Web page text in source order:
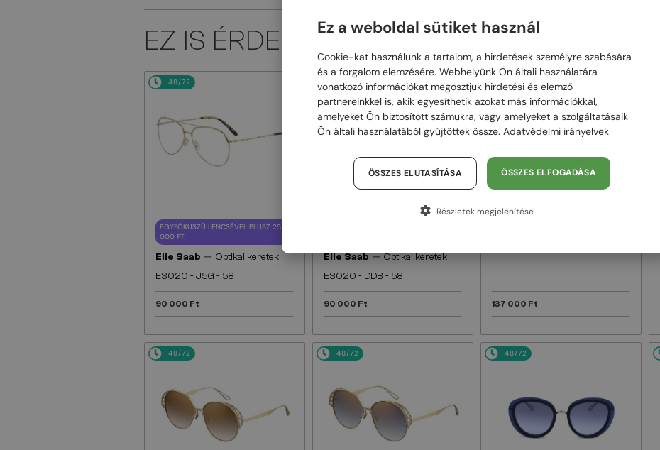
EZ IS ÉRDEKELHET
48/72
EGYFÓKUSZÚ LENCSÉVEL PLUSZ 25
000 FT
Elie Saab — Optikai keretek
ES020 - J5G - 58
90 000 Ft
48/72
Elie Saab—Optikai keretek
ES020 - DDB - 58
90 000 Ft
48/72
137 000 Ft
48/72 48/72 48/72
Ez a weboldal sütiket használ
Cookie-kat használunk a tartalom, a hirdetések személyre szabására
és a forgalom elemzésére. Webhelyünk Ön általi használatára
vonatkozó információkat megosztjuk hirdetési és elemző
partnereinkkel is, akik egyesíthetik azokat más információkkal,
amelyeket Ön biztosított számukra, vagy amelyeket a szolgáltatásaik
Ön általi használatából gyűjtöttek össze. Adatvédelmi irányelvek
ÖSSZES ELFOGADÁSA
ÖSSZES ELUTASÍTÁSA
Részletek megjelenítése